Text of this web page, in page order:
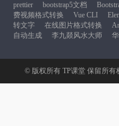
prettier
bootstrap5文档
费视频格式转换
Vue CLI
转文字
在线图片格式转换
自动生成
李九燚风水大师
© 版权所有 TP课堂保留所有